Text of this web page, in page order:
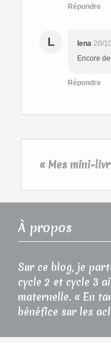
Répondre
L lena 20/
Encore
Répondre
« Mes mini-
À propos
Sur ce blog, je
cycle 2 et cycle 3
maternelle. « En
bénéfice sur les